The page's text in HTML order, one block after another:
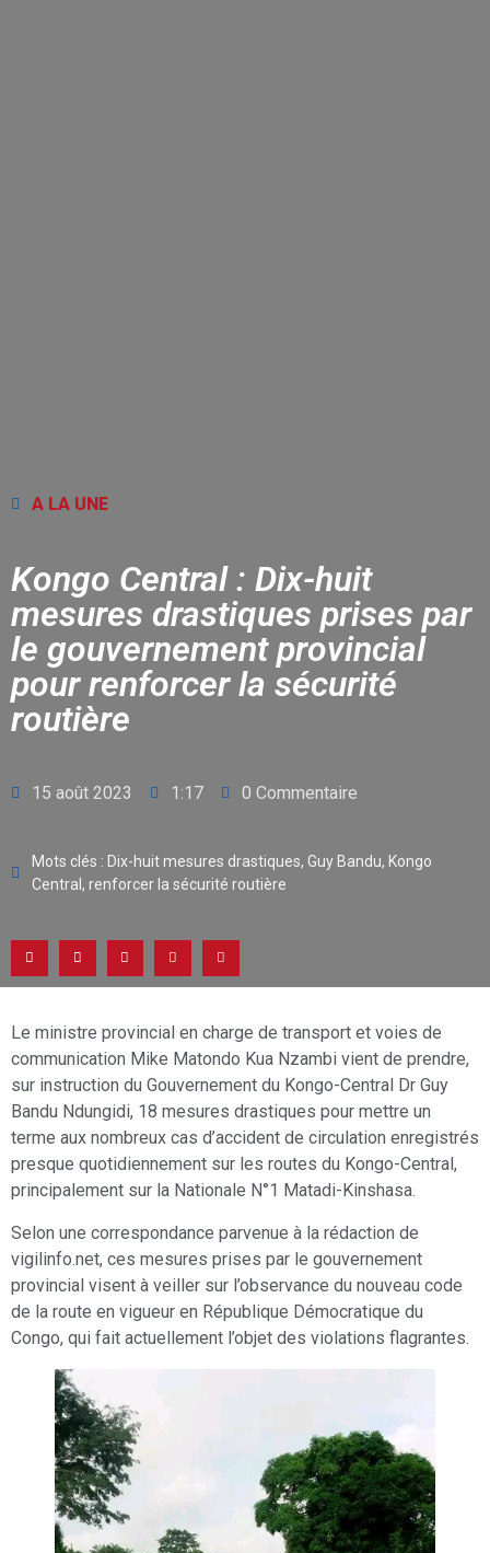
A LA UNE
Kongo Central : Dix-huit
mesures drastiques prises par
le gouvernement provincial
pour renforcer la sécurité
routière
15 août 2023 1:17 0 Commentaire
Mots clés : Dix-huit mesures drastiques, Guy Bandu, Kongo
Central, renforcer la sécurité routière
Le ministre provincial en charge de transport et voies de
communication Mike Matondo Kua Nzambi vient de prendre,
sur instruction du Gouvernement du Kongo-Central Dr Guy
Bandu Ndungidi, 18 mesures drastiques pour mettre un
terme aux nombreux cas d’accident de circulation enregistrés
presque quotidiennement sur les routes du Kongo-Central,
principalement sur la Nationale N°1 Matadi-Kinshasa.
Selon une correspondance parvenue à la rédaction de
vigilinfo.net, ces mesures prises par le gouvernement
provincial visent à veiller sur l’observance du nouveau code
de la route en vigueur en République Démocratique du
Congo, qui fait actuellement l’objet des violations flagrantes.